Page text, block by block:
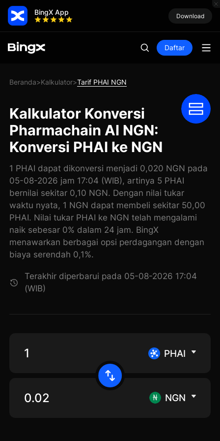
BingX App Download
Daftar
Beranda>Kalkulator>Tarif PHAI NGN
Kalkulator Konversi
Pharmachain AI NGN:
Konversi PHAI ke NGN
1 PHAI dapat dikonversi menjadi 0,020 NGN pada
05-08-2026 jam 17:04 (WIB), artinya 5 PHAI
bernilai sekitar 0,10 NGN. Dengan nilai tukar
waktu nyata, 1 NGN dapat membeli sekitar 50,00
PHAI. Nilai tukar PHAI ke NGN telah mengalami
naik sebesar 0% dalam 24 jam. BingX
menawarkan berbagai opsi perdagangan dengan
biaya serendah 0,1%.
Terakhir diperbarui pada 05-08-2026 17:04
(WIB)
PHAI
NGN